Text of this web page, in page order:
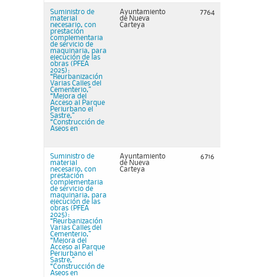
Suministro de
material
necesario, con
prestación
complementaria
de servicio de
maquinaria, para
ejecución de las
obras (PFEA
2025):
“Reurbanización
Varias Calles del
Cementerio,”
“Mejora del
Acceso al Parque
Periurbano el
Sastre,”
“Construcción de
Aseos en
Ayuntamiento
de Nueva
Carteya
7764
Suministro de
material
necesario, con
prestación
complementaria
de servicio de
maquinaria, para
ejecución de las
obras (PFEA
2025):
“Reurbanización
Varias Calles del
Cementerio,”
“Mejora del
Acceso al Parque
Periurbano el
Sastre,”
“Construcción de
Aseos en
Ayuntamiento
de Nueva
Carteya
6716